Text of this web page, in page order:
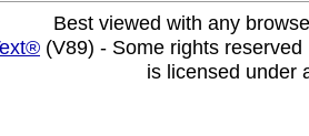
Best viewed with any
(V89) - Some rights
is licensed under